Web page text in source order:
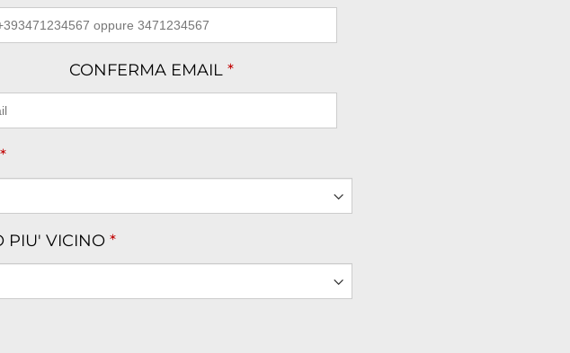
CONFERMA EMAIL *
*
PIU' VICINO *